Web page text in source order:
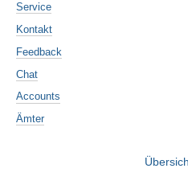
Service
Kontakt
Feedback
Chat
Accounts
Ämter